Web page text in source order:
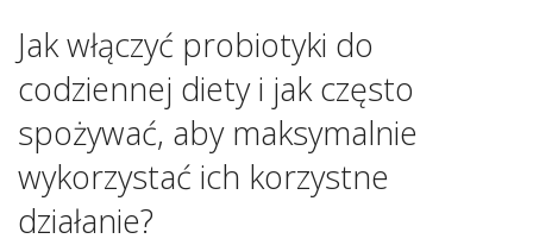
Jak włączyć probiotyki do
codziennej diety i jak często
spożywać, aby maksymalnie
wykorzystać ich korzystne
działanie?